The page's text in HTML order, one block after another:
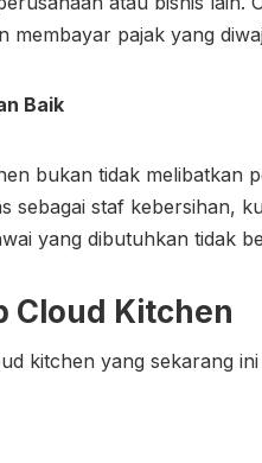
membayar pajak yang
Baik
bukan tidak melibatkan
sebagai staf kebersihan,
yang dibutuhkan tidak
Cloud Kitchen
kitchen yang sekarang